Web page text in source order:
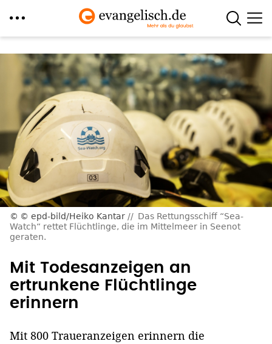
Inhalt
© epd-bild/Heiko Kantar
Das Rettungsschiff “Sea-
Watch“ rettet Flüchtlinge, die im Mittelmeer in Seenot
geraten.
Mit Todesanzeigen an
ertrunkene Flüchtlinge
erinnern
Mit 800 Traueranzeigen erinnern die